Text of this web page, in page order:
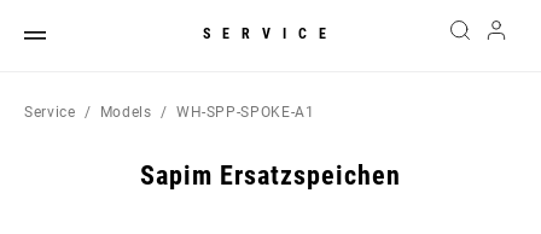
SERVICE
Service Models WH-SPP-SPOKE-A1
Sapim Ersatzspeichen